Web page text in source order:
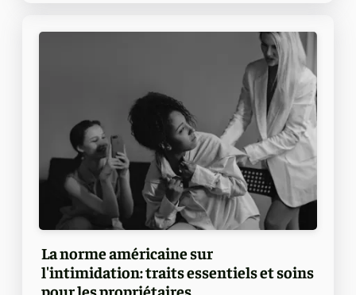
La norme américaine sur
l'intimidation: traits essentiels et soins
pour les propriétaires